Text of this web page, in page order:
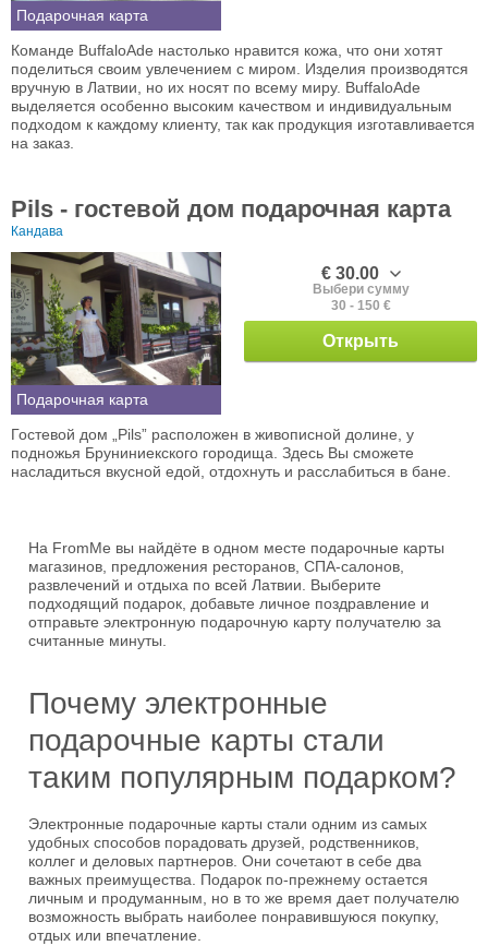
Подарочная карта
Команде BuffaloAde настолько нравится кожа, что они хотят
поделиться своим увлечением с миром. Изделия производятся
вручную в Латвии, но их носят по всему миру. BuffaloAde
выделяется особенно высоким качеством и индивидуальным
подходом к каждому клиенту, так как продукция изготавливается
на заказ.
Pils - гостевой дом подарочная карта
Кандавa
Подарочная карта
€ 30.00
Выбери сумму
30 - 150 €
Открыть
Гостевой дом „Pils” расположен в живописной долине, у
подножья Бруниниекского городища. Здесь Вы сможете
насладиться вкусной едой, отдохнуть и расслабиться в бане.
На FromMe вы найдёте в одном месте подарочные карты
магазинов, предложения ресторанов, СПА-салонов,
развлечений и отдыха по всей Латвии. Выберите
подходящий подарок, добавьте личное поздравление и
отправьте электронную подарочную карту получателю за
считанные минуты.
Почему электронные
подарочные карты стали
таким популярным подарком?
Электронные подарочные карты стали одним из самых
удобных способов порадовать друзей, родственников,
коллег и деловых партнеров. Они сочетают в себе два
важных преимущества. Подарок по-прежнему остается
личным и продуманным, но в то же время дает получателю
возможность выбрать наиболее понравившуюся покупку,
отдых или впечатление.